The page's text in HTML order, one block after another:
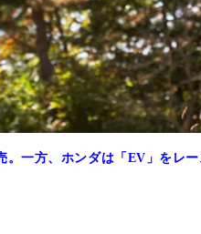
備し、従来モデルより小
。一方、ホンダは「EV」を